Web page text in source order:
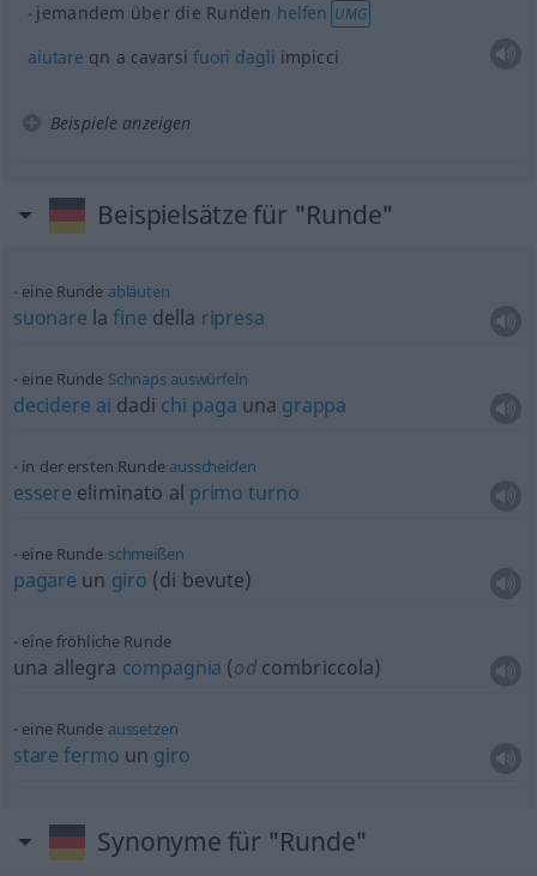
jemandem über die Runden helfen UMG
aiutare qn a cavarsi fuori dagli impicci
Beispiele anzeigen
Beispielsätze für "Runde"
eine Runde abläuten
suonare lafine della ripresa
eine Runde Schnaps auswürfeln
decidere ai dadi chi paga una grappa
in der ersten Runde ausscheiden
essere eliminato al primo turno
eine Runde schmeißen
pagare un giro (di bevute)
eine fröhliche Runde
una allegra compagnia (odcombriccola)
eine Runde aussetzen
stare fermo un giro
Synonyme für "Runde"